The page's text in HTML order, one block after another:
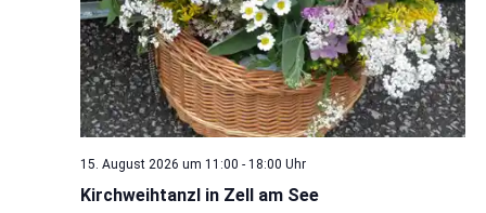
Kirchweihtanzl in Zell am See
15. August 2026 um 11:00 - 18:00